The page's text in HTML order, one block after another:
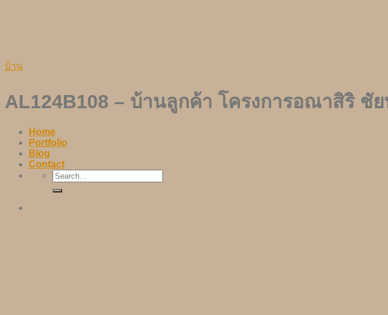
Home
Portfolio
Blog
Contact
บ้าน
AL124B108 – บ้านลูกค้า โครงการอณาสิริ ชั